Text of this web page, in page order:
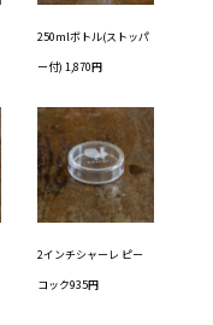
250mlボトル(ストッパ
ー付) 1,870円
2インチシャーレ ピー
コック935円